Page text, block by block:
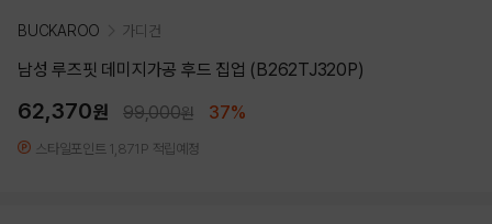
BUCKAROO 가디건
남성 루즈핏 데미지가공 후드 집업 (B262TJ320P)
62,370원 99,000원 37%
스타일포인트 1,871P 적립예정